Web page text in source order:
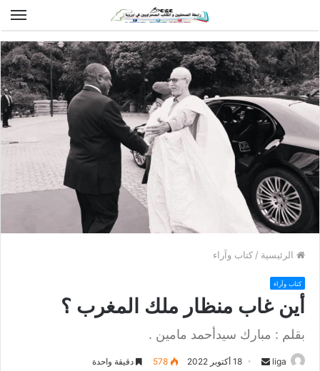
الرئيسية / كتاب وآراء
كتاب وآراء
أين غاب منظار ملك المغرب ؟
بقلم : مبارك سيدأحمد مامين .
liga 18 أكتوبر 2022 578 دقيقة واحدة